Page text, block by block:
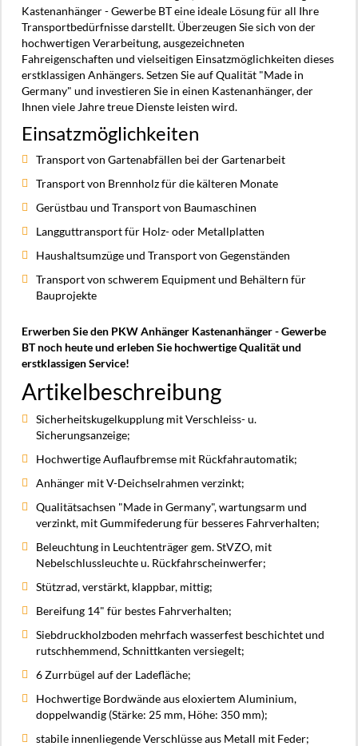
Kastenanhänger - Gewerbe BT eine ideale Lösung für all Ihre
Transportbedürfnisse darstellt. Überzeugen Sie sich von der
hochwertigen Verarbeitung, ausgezeichneten
Fahreigenschaften und vielseitigen Einsatzmöglichkeiten dieses
erstklassigen Anhängers. Setzen Sie auf Qualität "Made in
Germany" und investieren Sie in einen Kastenanhänger, der
Ihnen viele Jahre treue Dienste leisten wird.
Einsatzmöglichkeiten
Transport von Gartenabfällen bei der Gartenarbeit
Transport von Brennholz für die kälteren Monate
Gerüstbau und Transport von Baumaschinen
Langguttransport für Holz- oder Metallplatten
Haushaltsumzüge und Transport von Gegenständen
Transport von schwerem Equipment und Behältern für
Bauprojekte
Erwerben Sie den PKW Anhänger Kastenanhänger - Gewerbe
BT noch heute und erleben Sie hochwertige Qualität und
erstklassigen Service!
Artikelbeschreibung
Sicherheitskugelkupplung mit Verschleiss- u.
Sicherungsanzeige;
Hochwertige Auflaufbremse mit Rückfahrautomatik;
Anhänger mit V-Deichselrahmen verzinkt;
Qualitätsachsen "Made in Germany", wartungsarm und
verzinkt, mit Gummifederung für besseres Fahrverhalten;
Beleuchtung in Leuchtenträger gem. StVZO, mit
Nebelschlussleuchte u. Rückfahrscheinwerfer;
Stützrad, verstärkt, klappbar, mittig;
Bereifung 14" für bestes Fahrverhalten;
Siebdruckholzboden mehrfach wasserfest beschichtet und
rutschhemmend, Schnittkanten versiegelt;
6 Zurrbügel auf der Ladefläche;
Hochwertige Bordwände aus eloxiertem Aluminium,
doppelwandig (Stärke: 25 mm, Höhe: 350 mm);
stabile innenliegende Verschlüsse aus Metall mit Feder;